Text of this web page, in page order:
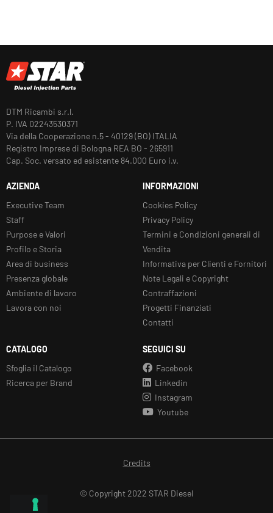
DTM Ricambi s.r.l.
P. IVA 02243530371
Via della Cooperazione n.5 - 40129 (BO) ITALIA
Registro Imprese di Bologna REA BO - 265911
Cap. Soc. versato ed esistente 84.000 Euro i.v.
AZIENDA
Executive Team
Staff
Purpose e Valori
Profilo e Storia
Area di business
Presenza globale
Ambiente di lavoro
Lavora con noi
INFORMAZIONI
Cookies Policy
Privacy Policy
Termini e Condizioni generali di
Vendita
Informativa per Clienti e Fornitori
Note Legali e Copyright
Contraffazioni
Progetti Finanziati
Contatti
CATALOGO
Sfoglia il Catalogo
Ricerca per Brand
SEGUICI SU
Facebook
Linkedin
Instagram
Youtube
Credits
© Copyright 2022 STAR Diesel